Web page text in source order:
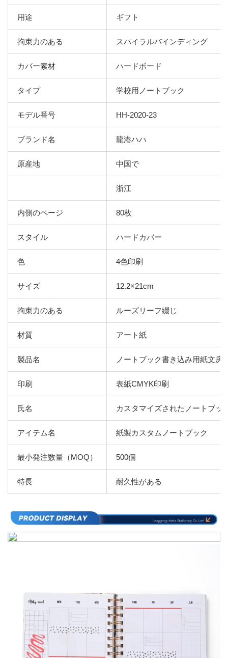
用途 ギフト
拘束力のある スパイラルバインディング
カバー素材 ハードボード
タイプ 学校用ノートブック
モデル番号 HH-2020-23
ブランド名 龍港ハハ
原産地 中国で
浙江
内側のページ 80枚
スタイル ハードカバー
色 4色印刷
サイズ 12.2×21cm
拘束力のある ルーズリーフ綴じ
材質 アート紙
製品名 ノートブック書き込み用紙文房
印刷 表紙CMYK印刷
氏名 カスタマイズされたノートブッ
アイテム名 紙製カスタムノートブック
最小発注数量（MOQ） 500個
特長 耐久性がある